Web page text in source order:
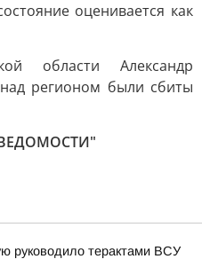
оценивается как
области Александр
регионом были сбиты
руководило терактами ВСУ